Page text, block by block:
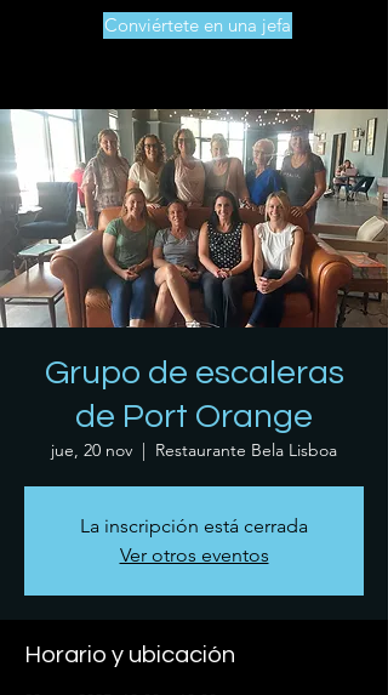
Conviértete en una jefa
Grupo de escaleras
de Port Orange
jue, 20 nov
  |
Restaurante Bela Lisboa
La inscripción está cerrada
Ver otros eventos
Horario y ubicación